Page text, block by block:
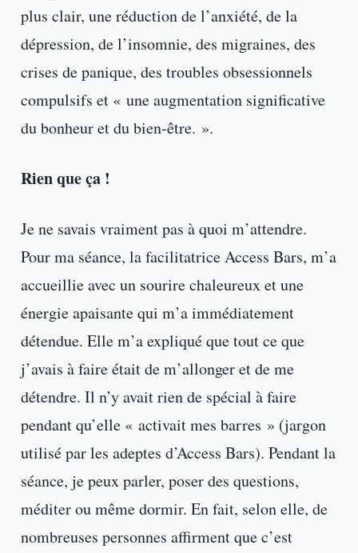
plus clair, une réduction de l’anxiété, de la
dépression, de l’insomnie, des migraines, des
crises de panique, des troubles obsessionnels
compulsifs et « une augmentation significative
du bonheur et du bien-être. ».
Rien que ça !
Je ne savais vraiment pas à quoi m’attendre.
Pour ma séance, la facilitatrice Access Bars, m’a
accueillie avec un sourire chaleureux et une
énergie apaisante qui m’a immédiatement
détendue. Elle m’a expliqué que tout ce que
j’avais à faire était de m’allonger et de me
détendre. Il n’y avait rien de spécial à faire
pendant qu’elle « activait mes barres » (jargon
utilisé par les adeptes d’Access Bars). Pendant la
séance, je peux parler, poser des questions,
méditer ou même dormir. En fait, selon elle, de
nombreuses personnes affirment que c’est